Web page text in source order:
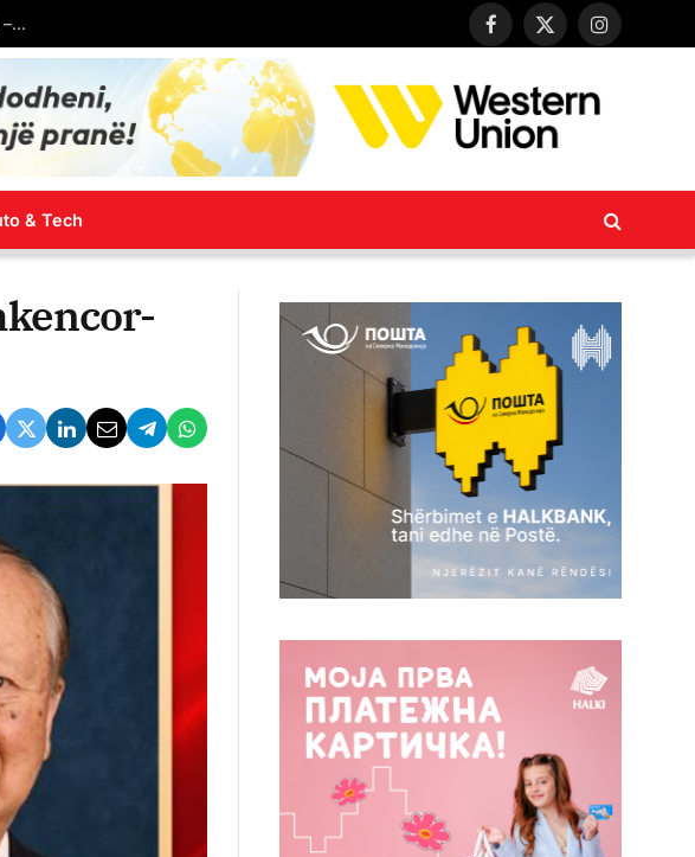
Senati i SHBA konfirmon kandidaturën e Eric Wendt si ambasador në Shqipëri. Pritet firma e Donald Trump
Facebook
X
Instagram
& Tech